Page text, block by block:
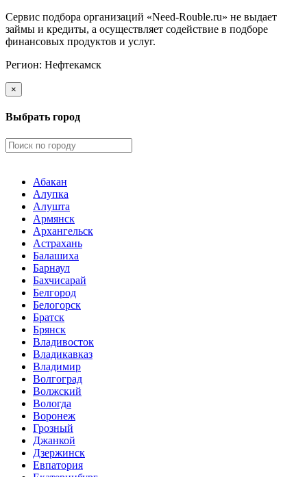
Сервис подбора организаций «Need-Rouble.ru» не выдает
займы и кредиты, а осуществляет содействие в подборе
финансовых продуктов и услуг.
Регион: Нефтекамск
×
Выбрать город
Абакан
Алупка
Алушта
Армянск
Архангельск
Астрахань
Балашиха
Барнаул
Бахчисарай
Белгород
Белогорск
Братск
Брянск
Владивосток
Владикавказ
Владимир
Волгоград
Волжский
Вологда
Воронеж
Грозный
Джанкой
Дзержинск
Евпатория